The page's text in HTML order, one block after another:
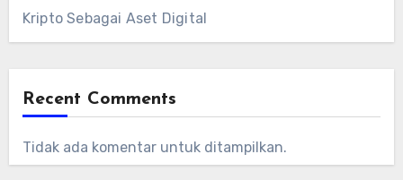
Kripto Sebagai Aset Digital
Recent Comments
Tidak ada komentar untuk ditampilkan.